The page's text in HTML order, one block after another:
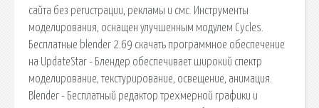
сайта без регистрации, рекламы и смс. Инструменты
моделирования, оснащен улучшенным модулем Cycles.
Бесплатные blender 2.69 скачать программное обеспечение
на UpdateStar - Блендер обеспечивает широкий спектр
моделирование, текстурирование, освещение, анимация.
Blender - Бесплатный редактор трехмерной графики и